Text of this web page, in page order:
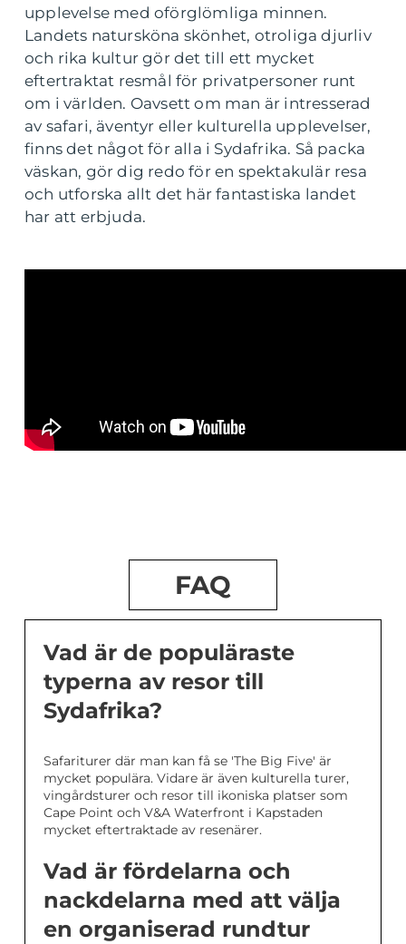
upplevelse med oförglömliga minnen.
Landets natursköna skönhet, otroliga djurliv
och rika kultur gör det till ett mycket
eftertraktat resmål för privatpersoner runt
om i världen. Oavsett om man är intresserad
av safari, äventyr eller kulturella upplevelser,
finns det något för alla i Sydafrika. Så packa
väskan, gör dig redo för en spektakulär resa
och utforska allt det här fantastiska landet
har att erbjuda.
FAQ
Vad är de populäraste
typerna av resor till
Sydafrika?
Safariturer där man kan få se 'The Big Five' är
mycket populära. Vidare är även kulturella turer,
vingårdsturer och resor till ikoniska platser som
Cape Point och V&A Waterfront i Kapstaden
mycket eftertraktade av resenärer.
Vad är fördelarna och
nackdelarna med att välja
en organiserad rundtur